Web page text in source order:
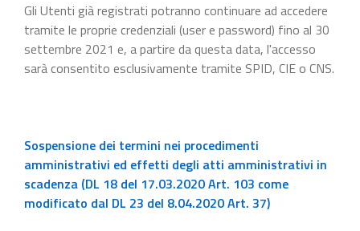
Gli Utenti già registrati potranno continuare ad accedere
tramite le proprie credenziali (user e password) fino al 30
settembre 2021 e, a partire da questa data, l'accesso
sarà consentito esclusivamente tramite SPID, CIE o CNS.
Sospensione dei termini nei procedimenti
amministrativi ed effetti degli atti amministrativi in
scadenza (DL 18 del 17.03.2020 Art. 103 come
modificato dal DL 23 del 8.04.2020 Art. 37)